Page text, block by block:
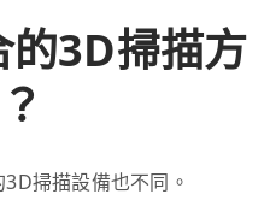
的3D掃描方
掃描設備也不同。